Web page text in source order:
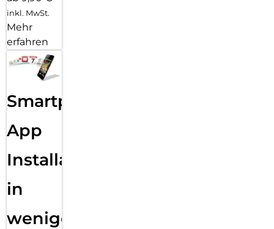
inkl. MwSt.
Mehr
erfahren
Smartphone
App
Installation
in
wenigen